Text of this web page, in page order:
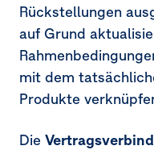
Rückstellungen
auf Grund
mit dem
Produkte
Die